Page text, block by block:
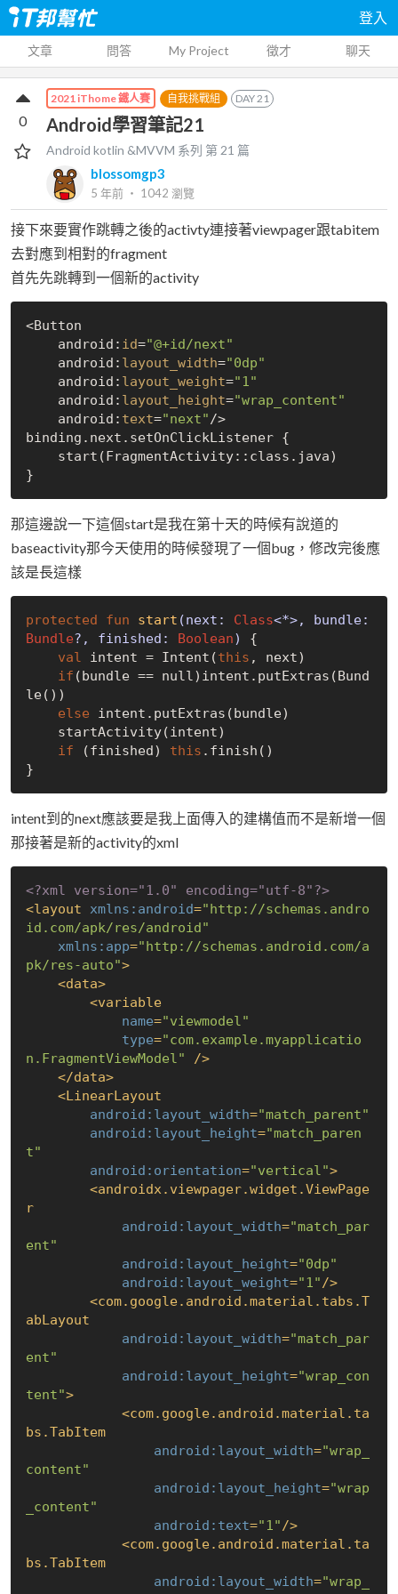
登入
文章 問答 My Project 徵才 聊天
2021 iThome 鐵人賽 自我挑戰組 DAY21
Android學習筆記21
Android kotlin &MVVM 系列 第21 篇
blossomgp3
5 年前 ‧ 1042 瀏覽
0
接下來要實作跳轉之後的activty連接著viewpager跟tabitem
去對應到相對的fragment
首先先跳轉到一個新的activity
<Button
    android:
id="@+id/next"
    android:
layout_width="0dp"
    android:
layout_weight="1"
    android:
layout_height="wrap_content"
    android:
text="next"/>
binding.next.setOnClickListener {
那這邊說一下這個start是我在第十天的時候有說道的
baseactivity那今天使用的時候發現了一個bug，修改完後應
該是長這樣
protected fun start (next: Class
Bundle?, finished: Boolean)
{
val intent = Intent(this , next)
if (bundle == null)intent.putExtras(Bund
le())
else intent.putExtras(bundle)
if (finished) this .finish()
intent到的next應該要是我上面傳入的建構值而不是新增一個
那接著是新的activity的xml
<?xml version="1.0" encoding="utf-8"?>
<layout xmlns:android="http://schemas.andro
id.com/apk/res/android"
xmlns:app="http://schemas.android.com/a
pk/res-auto">
<data>
<variable
name="viewmodel"
type="com.example.myapplicatio
n.FragmentViewModel" />
</data>
<LinearLayout
android:layout_width="match_parent"
android:layout_height="match_paren
t"
android:orientation="vertical">
<androidx.viewpager.widget.ViewPage
r
android:layout_width="match_par
ent"
android:layout_height="0dp"
android:layout_weight="1"/>
<com.google.android.material.tabs.T
abLayout
android:layout_width="match_par
ent"
android:layout_height="wrap_con
tent">
<com.google.android.material.ta
bs.TabItem
android:layout_width="wrap_
content"
android:layout_height="wrap
_content"
android:text="1"/>
<com.google.android.material.ta
bs.TabItem
android:layout_width="wrap_